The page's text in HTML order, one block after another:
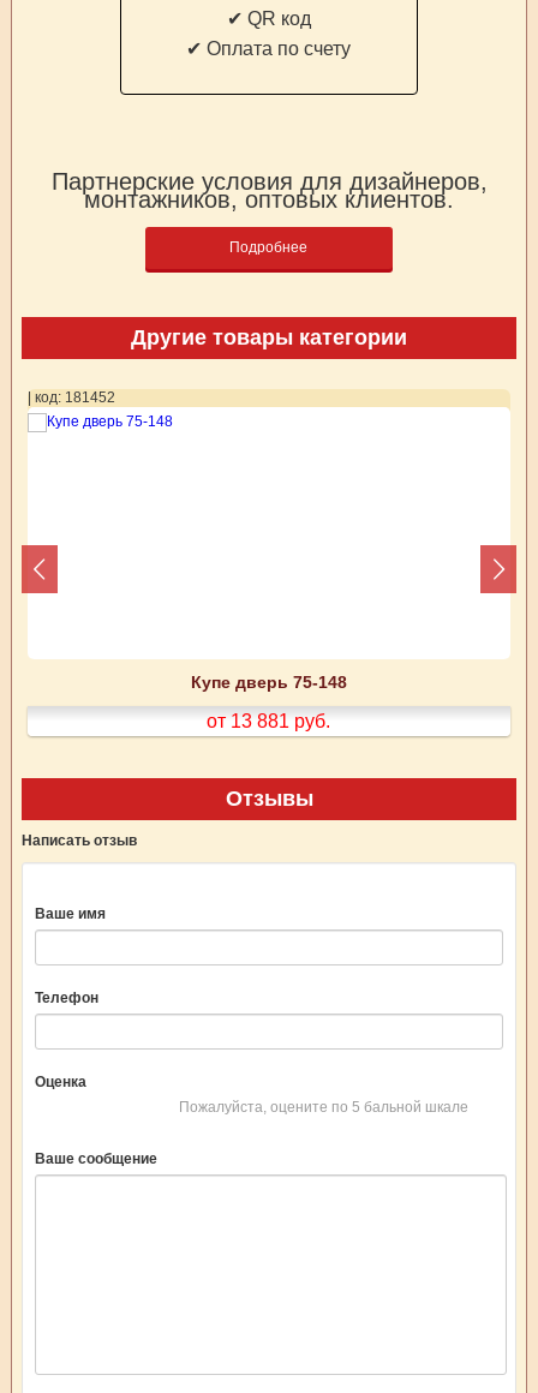
✔ QR код
✔ Оплата по счету
Партнерские условия для дизайнеров,
монтажников, оптовых клиентов.
Подробнее
Другие товары категории
| код: 181452
Купе дверь 75-148
от 13 881 руб.
Отзывы
Написать отзыв
Ваше имя
Телефон
Оценка
Пожалуйста, оцените по 5 бальной шкале
Ваше сообщение